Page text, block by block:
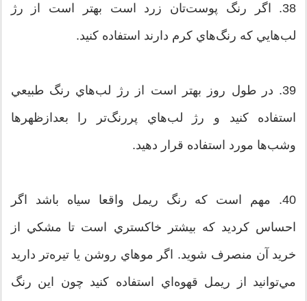
38. اگر رنگ پوست‌تان زرد است بهتر است از رژ
لب‌هايي كه رنگ‌هاي كرم دارند استفاده كنيد.
39. در طول روز بهتر است از رژ لب‌هاي رنگ طبيعي
استفاده كنيد و رژ لب‌هاي پررنگ‌تر را بعدازظهرها
وشب‌ها مورد استفاده قرار دهيد.
40. مهم است كه رنگ ريمل واقعا سياه باشد اگر
احساس كرديد كه بيشتر خاكستري است تا مشكي از
خريد آن منصرف شويد. اگر موهاي روشن يا تيره‌تر داريد
مي‌توانيد از ريمل قهوه‌اي استفاده كنيد چون اين رنگ